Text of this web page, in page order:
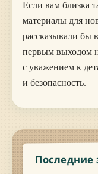
Если вам близка
материалы для
рассказывали бы
первым выходом
с уважением к
и безопасность.
Последние